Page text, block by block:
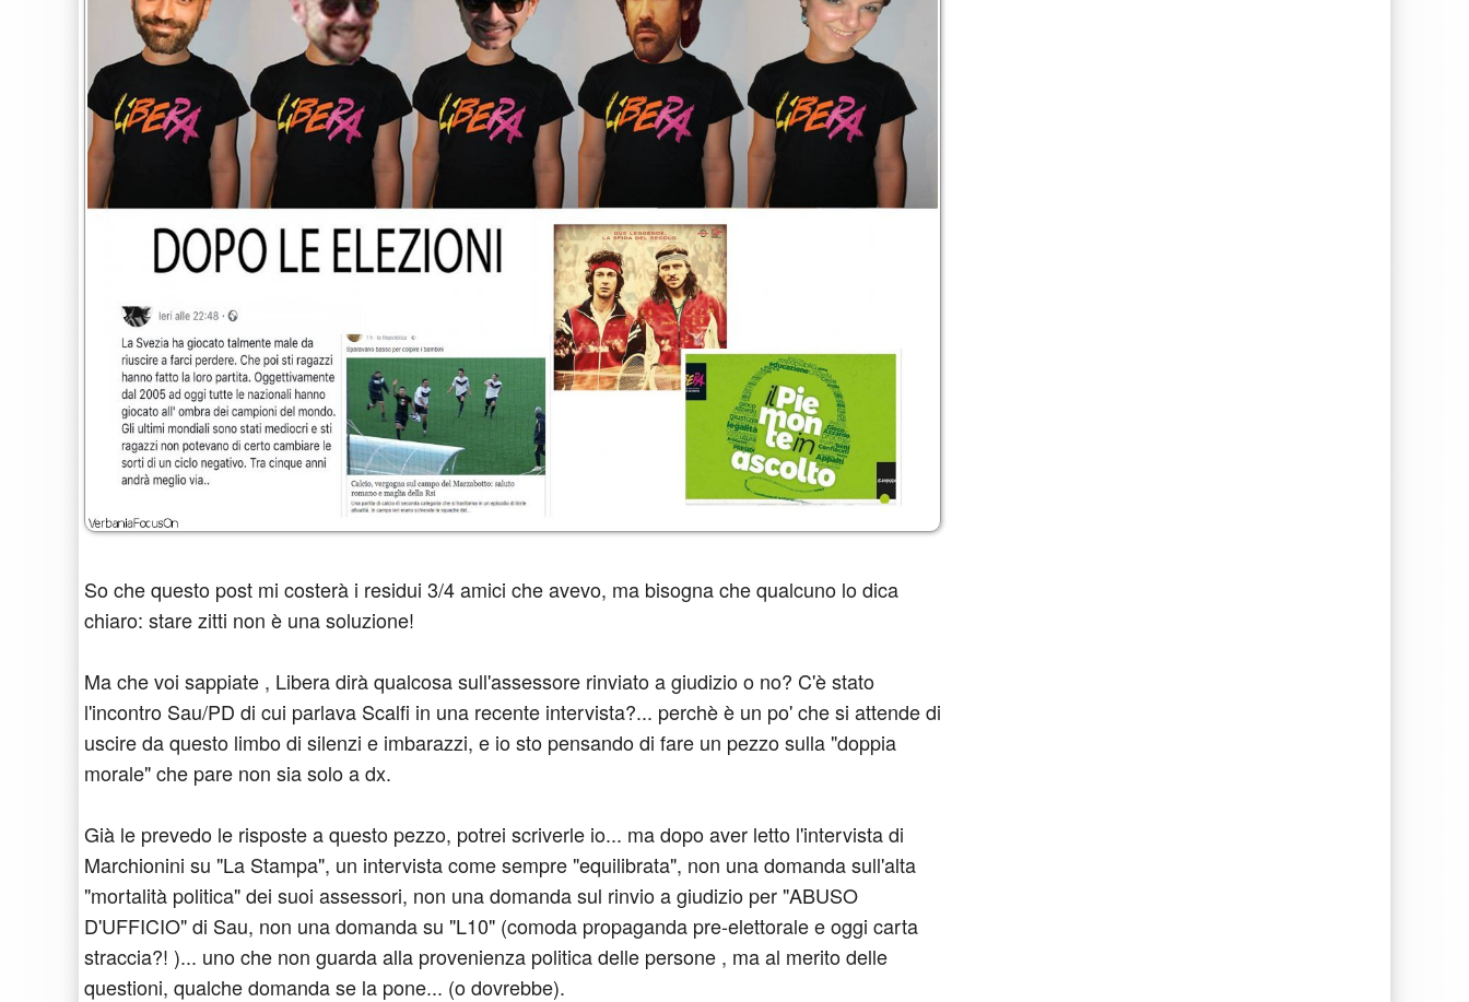
So che questo post mi costerà i residui 3/4 amici che avevo, ma bisogna che qualcuno lo dica
chiaro: stare zitti non è una soluzione!
Ma che voi sappiate , Libera dirà qualcosa sull'assessore rinviato a giudizio o no? C'è stato
l'incontro Sau/PD di cui parlava Scalfi in una recente intervista?... perchè è un po' che si attende di
uscire da questo limbo di silenzi e imbarazzi, e io sto pensando di fare un pezzo sulla "doppia
morale" che pare non sia solo a dx.
Già le prevedo le risposte a questo pezzo, potrei scriverle io... ma dopo aver letto l'intervista di
Marchionini su "La Stampa", un intervista come sempre "equilibrata", non una domanda sull'alta
"mortalità politica" dei suoi assessori, non una domanda sul rinvio a giudizio per "ABUSO
D'UFFICIO" di Sau, non una domanda su "L10" (comoda propaganda pre-elettorale e oggi carta
straccia?! )... uno che non guarda alla provenienza politica delle persone , ma al merito delle
questioni, qualche domanda se la pone... (o dovrebbe).